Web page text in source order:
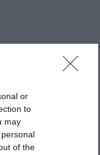
or
to
may
of the